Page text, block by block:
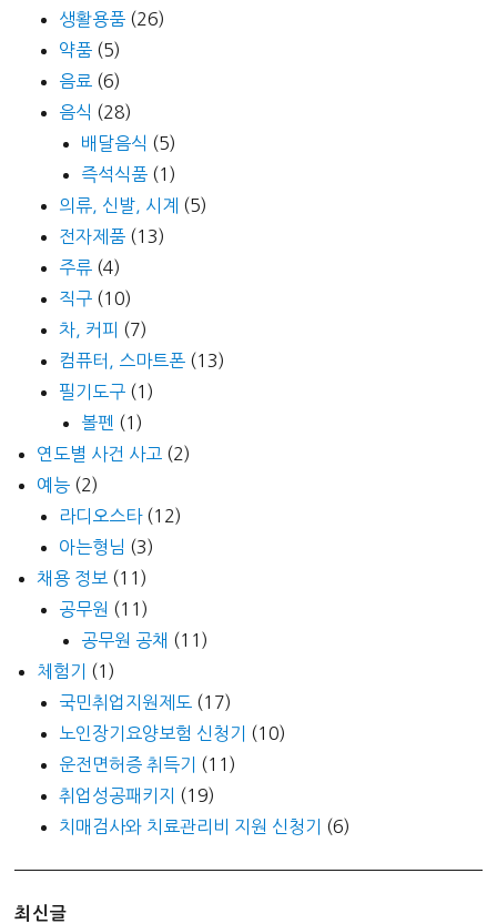
생활용품 (26)
약품 (5)
음료 (6)
음식 (28)
배달음식 (5)
즉석식품 (1)
의류, 신발, 시계 (5)
전자제품 (13)
주류 (4)
직구 (10)
차, 커피 (7)
컴퓨터, 스마트폰 (13)
필기도구 (1)
볼펜 (1)
연도별 사건 사고 (2)
예능 (2)
라디오스타(12)
아는형님 (3)
채용 정보 (11)
공무원 (11)
공무원 공채 (11)
체험기
(1)
국민취업지원제도 (17)
노인장기요양보험 신청기
(10)
운전면허증 취득기
(11)
취업성공패키지
(19)
치매검사와 치료관리비 지원 신청기
(6)
최신글